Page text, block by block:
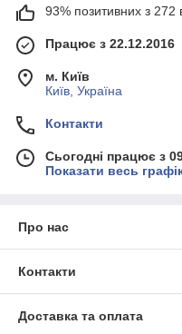
93% позитивних з 272
Працює з 22.12.2016
м. Київ
Київ, Україна
Контакти
Сьогодні працює з
Показати весь
Про нас
Контакти
Доставка та оплата